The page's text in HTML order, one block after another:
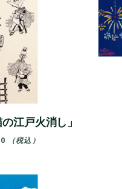
江戸火消し」
（税込）